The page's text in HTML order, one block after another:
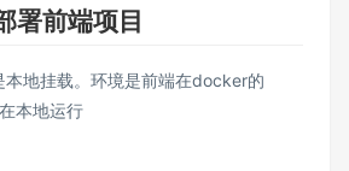
署前端项目
本地挂载。环境是前端在docker的
本地运行